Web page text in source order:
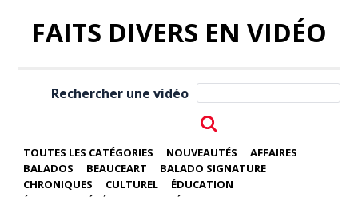
FAITS DIVERS EN VIDÉO
Rechercher une vidéo
TOUTES LES CATÉGORIES NOUVEAUTÉS
AFFAIRES
BALADOS
BEAUCEART
BALADO SIGNATURE
CHRONIQUES
CULTUREL
ÉDUCATION